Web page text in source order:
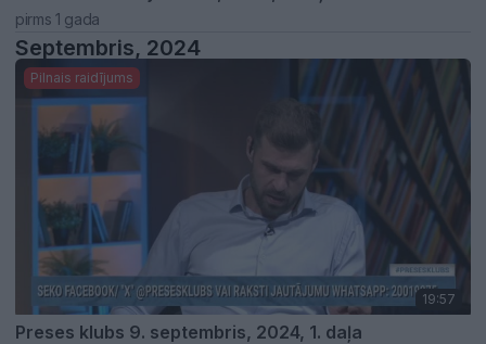
pirms 1 gada
Septembris, 2024
Pilnais raidījums
19:57
Preses klubs 9. septembris, 2024, 1. daļa